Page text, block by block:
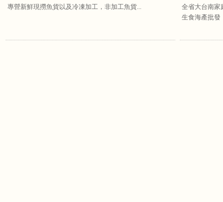
專營新鮮現撈魚貨以及冷凍加工，非加工魚貨...
全省大台南家
生食海產批發